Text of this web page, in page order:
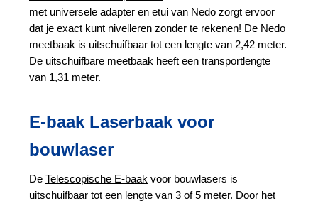
met universele adapter en etui van Nedo zorgt ervoor
dat je exact kunt nivelleren zonder te rekenen! De Nedo
meetbaak is uitschuifbaar tot een lengte van 2,42 meter.
De uitschuifbare meetbaak heeft een transportlengte
van 1,31 meter.
E-baak Laserbaak voor
bouwlaser
De Telescopische E-baak voor bouwlasers is
uitschuifbaar tot een lengte van 3 of 5 meter. Door het